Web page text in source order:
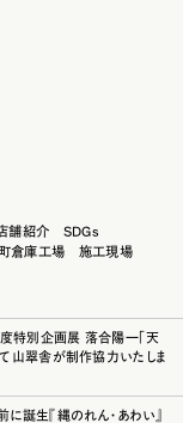
舗紹介
SDGs
倉庫工場 施工現場
特別企画展 落合陽一「天
て山翠舎が制作協力いたしま
誕生『縄のれん・あわい』